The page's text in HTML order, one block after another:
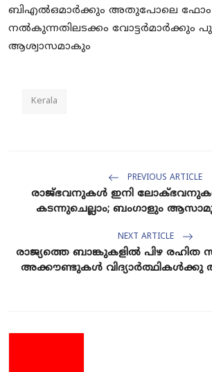
ബിഎൽഒമാര്‍ക്കും അതുപോലെ ഫോം
നൽകുന്നതിലടക്കം വോട്ടര്‍മാര്‍ക്കും
ആശ്വാസമാകും
Kerala
PREVIOUS ARTICLE
രാജ്ഭവനുകള്‍ ഇനി
കടന്നുചെല്ലാം; ബംഗാളും
NEXT ARTICLE
രാജ്യത്തെ ബാങ്കുകളിൽ പിഴ
അക്കൗണ്ടുകൾ വിദ്യാർത്ഥികൾക്കു